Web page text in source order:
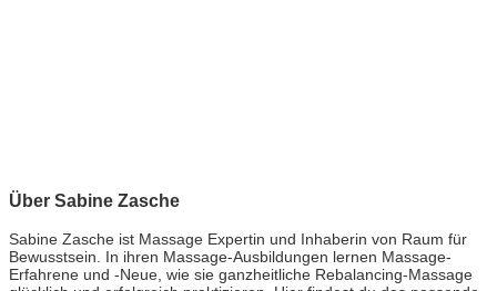
Über Sabine Zasche
Sabine Zasche ist Massage Expertin und Inhaberin von Raum für
Bewusstsein. In ihren Massage-Ausbildungen lernen Massage-
Erfahrene und -Neue, wie sie ganzheitliche Rebalancing-Massage